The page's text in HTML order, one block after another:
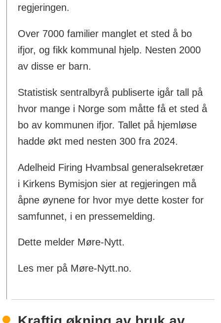
regjeringen.
Over 7000 familier manglet et sted å bo
ifjor, og fikk kommunal hjelp. Nesten 2000
av disse er barn.
Statistisk sentralbyrå publiserte igår tall på
hvor mange i Norge som måtte få et sted å
bo av kommunen ifjor. Tallet på hjemløse
hadde økt med nesten 300 fra 2024.
Adelheid Firing Hvambsal generalsekretær
i Kirkens Bymisjon sier at regjeringen må
åpne øynene for hvor mye dette koster for
samfunnet, i en pressemelding.
Dette melder Møre-Nytt.
Les mer på Møre-Nytt.no.